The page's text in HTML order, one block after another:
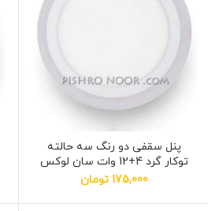
پنل سقفی دو رنگ سه حالته
توكار گرد 4+12 وات سان لوکس
175,000 تومان